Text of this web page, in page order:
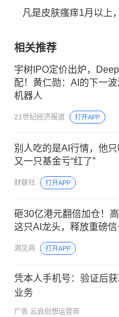
相关推荐
宇树IPO定价出炉，
配！黄仁勋：AI的下一
机器人
21世纪经济报道 打开APP
别人吃的是AI行情，他只
又一只基金亏“红了”
财联社 打开APP
砸30亿港元翻倍加仓！
这只AI龙头，释放重磅信
洞见商 打开APP
凭本人手机号：验证后
业务
广告 云启创想运营商